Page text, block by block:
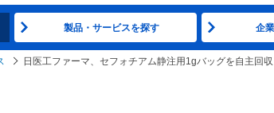
製品・サービスを探す 企
日医工ファーマ、セフォチアム静注用1gバッグを自主